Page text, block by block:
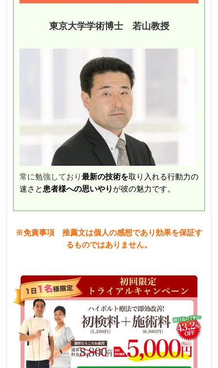
東京大学学術博士 若山教授
常に勉強しており 最新の技術を取り入れる行動力の
速さと 患者様への思いやり が彼の魅力です。
※免責事項 推薦文は個人の感想であり効果を保証す
るものではありません。